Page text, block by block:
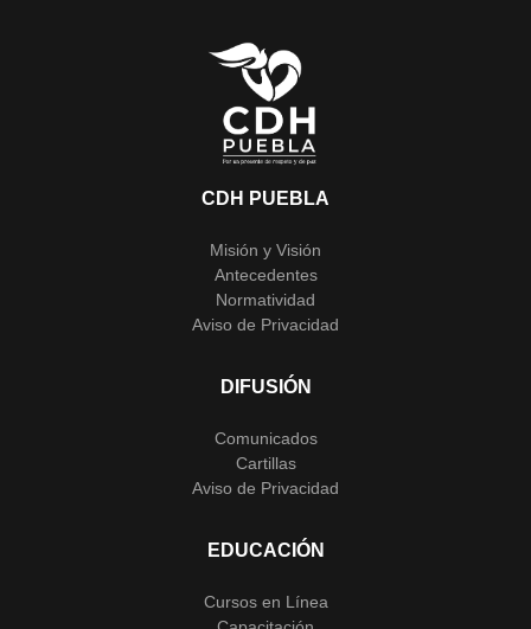
CDH PUEBLA
Misión y Visión
Antecedentes
Normatividad
Aviso de Privacidad
DIFUSIÓN
Comunicados
Cartillas
Aviso de Privacidad
EDUCACIÓN
Cursos en Línea